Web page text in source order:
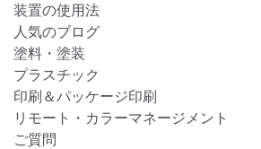
装置の使用法
人気のブログ
塗料・塗装
プラスチック
印刷＆パッケージ印刷
リモート・カラーマネージメント
ご質問